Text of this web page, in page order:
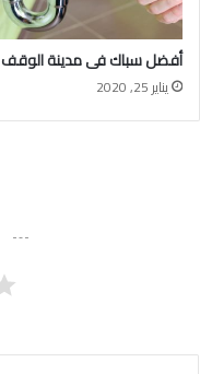
أفضل سباك فى مدينة الوقف
يناير 25, 2020